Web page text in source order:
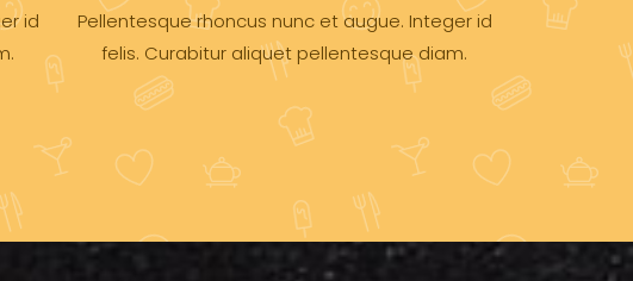
id
Pellentesque rhoncus nunc et augue. Integer id
felis. Curabitur aliquet pellentesque diam.